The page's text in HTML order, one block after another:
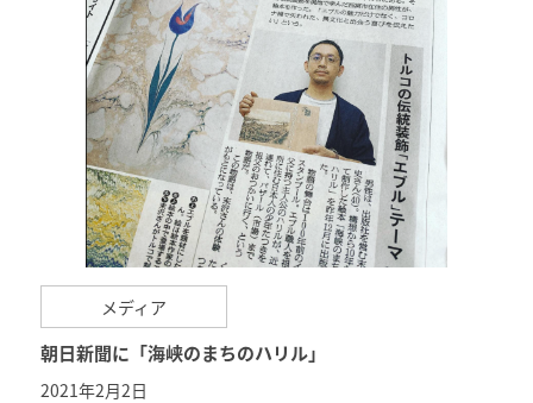
メディア
朝日新聞に「海峡のまちのハリル」
2021年2月2日